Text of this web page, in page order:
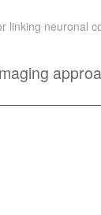
linking neuronal